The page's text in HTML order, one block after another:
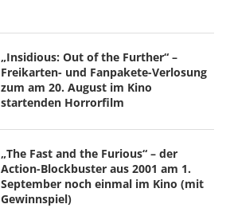
„Insidious: Out of the Further“ –
Freikarten- und Fanpakete-Verlosung
zum am 20. August im Kino
startenden Horrorfilm
„The Fast and the Furious“ – der
Action-Blockbuster aus 2001 am 1.
September noch einmal im Kino (mit
Gewinnspiel)